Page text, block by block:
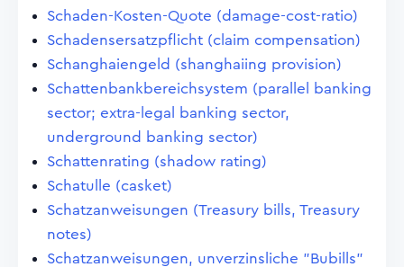
Schaden-Kosten-Quote (damage-cost-ratio)
Schadensersatzpflicht (claim compensation)
Schanghaiengeld (shanghaiing provision)
Schattenbankbereichsystem (parallel banking
sector; extra-legal banking sector,
underground banking sector)
Schattenrating (shadow rating)
Schatulle (casket)
Schatzanweisungen (Treasury bills, Treasury
notes)
Schatzanweisungen, unverzinsliche "Bubills"